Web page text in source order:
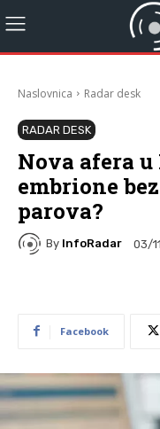
Naslovnica Radar desk
RADAR DESK
Nova afera u
embrione
parova?
By InfoRadar 03/
Facebook